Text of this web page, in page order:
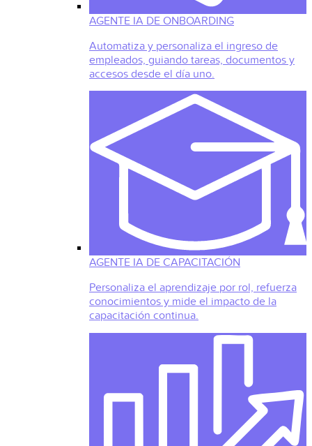
AGENTE IA DE ONBOARDING
Automatiza y personaliza el ingreso de
empleados, guiando tareas, documentos y
accesos desde el día uno.
AGENTE IA DE CAPACITACIÓN
Personaliza el aprendizaje por rol, refuerza
conocimientos y mide el impacto de la
capacitación continua.